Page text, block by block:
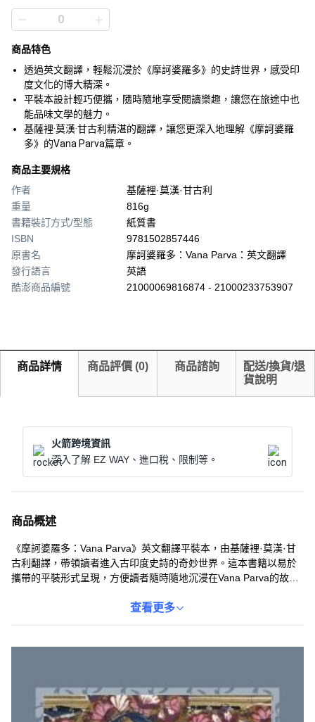
商品特色
透過英文翻譯，輕鬆沉浸於《摩訶婆羅多》的史詩世界，感受印
度文化的博大精深。
平裝本設計輕巧便攜，隨時隨地享受閱讀樂趣，讓您在旅途中也
能品味文學的魅力。
基薩裡·莫漢·甘古利精湛的翻譯，讓您更深入地理解《摩訶婆羅
多》的Vana Parva篇章。
商品主要規格
作者
基薩裡·莫漢·甘古利
重量
816g
書籍裝訂方式/型態
紙質書
ISBN
9781502857446
原書名
摩訶婆羅多：Vana Parva：英文翻譯
發行語言
英語
酷澎商品編號
21000069816874 - 21000233753907
商品詳情 商品評價 (0) 商品諮詢
配送/換貨/退
貨說明
火箭跨境資訊
深入了解 EZ WAY、進口稅、限制等。
商品概述
《摩訶婆羅多：Vana Parva》英文翻譯平裝本，由基薩裡·莫漢·甘
古利翻譯，帶領讀者進入古印度史詩的奇妙世界。這本書籍以易於
攜帶的平裝形式呈現，方便讀者隨時隨地沉浸在Vana Parva的故事
內涵和史詩的壯麗。無論您是文學愛好者還是對印度文化感興趣，
查看更多